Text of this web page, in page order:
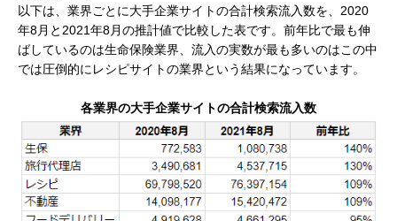
以下は、業界ごとに大手企業サイトの合計検索流入数を、2020
年8月と2021年8月の推計値で比較した表です。前年比で最も伸
ばしているのは生命保険業界、流入の実数が最も多いのはこの中
では圧倒的にレシピサイトの業界という結果になっています。
各業界の大手企業サイトの合計検索流入数